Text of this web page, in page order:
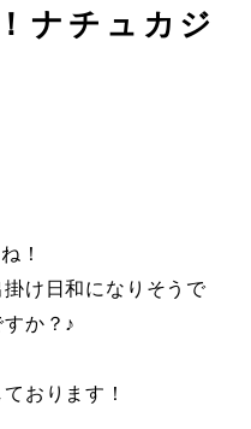
ナチュカジ
！
け日和になりそうで
か？♪
おります！